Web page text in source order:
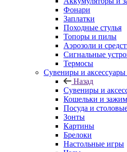
Фонари
Заплатки
Походные стулья
Топоры и пилы
Аэрозоли и
Сигнальные
Термосы
Сувениры и аксессуары
Назад
Сувениры и
Кошельки и
Посуда и
Зонты
Картины
Брелоки
Настольные игры